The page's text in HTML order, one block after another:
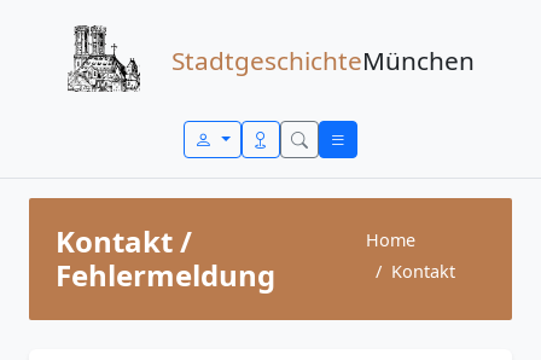
StadtgeschichteMünchen
Kontakt /
Fehlermeldung
Home
Kontakt